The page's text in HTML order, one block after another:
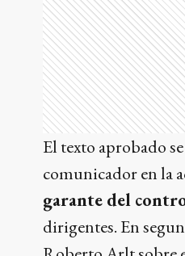
El texto aprobado
comunicador en la
garante del
dirigentes. En